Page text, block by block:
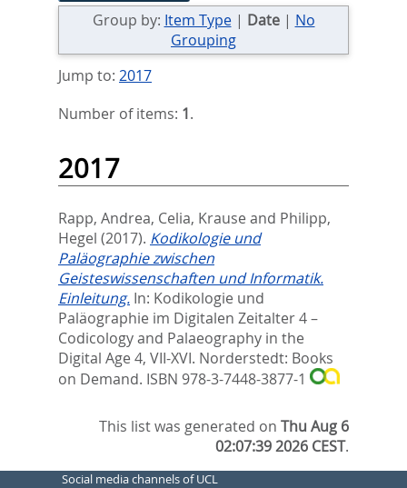
Group by: Item Type| Date| No
Grouping
Jump to: 2017
Number of items: 1.
2017
Rapp, Andrea, Celia, Krause and Philipp,
Hegel (2017). Kodikologie und
Paläographie zwischen
Geisteswissenschaften und Informatik.
Einleitung. In: Kodikologie und
Paläographie im Digitalen Zeitalter 4 –
Codicology and Palaeography in the
Digital Age 4, VII-XVI. Norderstedt: Books
on Demand. ISBN 978-3-7448-3877-1
This list was generated onThu Aug 6
02:07:39 2026 CEST.
Social media channels of UCL